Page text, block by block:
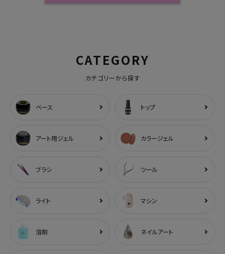
CATEGORY
カテゴリーから探す
ベース トップ
アート用ジェル カラージェル
ブラシ ツール
ライト マシン
溶剤 ネイルアート